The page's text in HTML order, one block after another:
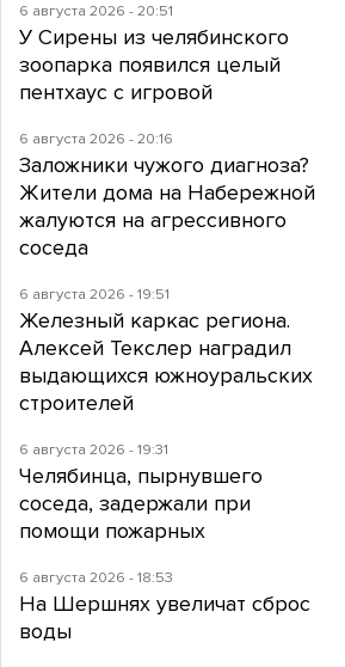
6 августа 2026 - 20:51
У Сирены из челябинского
зоопарка появился целый
пентхаус с игровой
6 августа 2026 - 20:16
Заложники чужого диагноза?
Жители дома на Набережной
жалуются на агрессивного
соседа
6 августа 2026 - 19:51
Железный каркас региона.
Алексей Текслер наградил
выдающихся южноуральских
строителей
6 августа 2026 - 19:31
Челябинца, пырнувшего
соседа, задержали при
помощи пожарных
6 августа 2026 - 18:53
На Шершнях увеличат сброс
воды